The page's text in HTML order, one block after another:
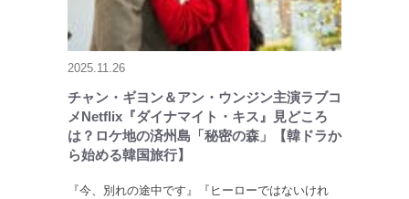
2025.11.26
チャン・ギヨン＆アン・ウンジン主演ラブコ
メNetflix『ダイナマイト・キス』見どころ
は？ロケ地の済州島「秘密の森」【韓ドラか
ら始める韓国旅行】
『今、別れの途中です』『ヒーローではないけれ